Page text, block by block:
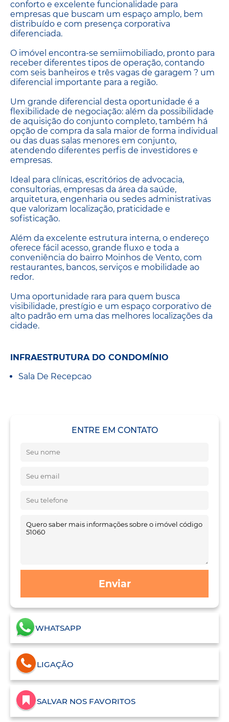
conforto e excelente funcionalidade para
empresas que buscam um espaço amplo, bem
distribuído e com presença corporativa
diferenciada.
O imóvel encontra-se semiimobiliado, pronto para
receber diferentes tipos de operação, contando
com seis banheiros e três vagas de garagem ? um
diferencial importante para a região.
Um grande diferencial desta oportunidade é a
flexibilidade de negociação: além da possibilidade
de aquisição do conjunto completo, também há
opção de compra da sala maior de forma individual
ou das duas salas menores em conjunto,
atendendo diferentes perfis de investidores e
empresas.
Ideal para clínicas, escritórios de advocacia,
consultorias, empresas da área da saúde,
arquitetura, engenharia ou sedes administrativas
que valorizam localização, praticidade e
sofisticação.
Além da excelente estrutura interna, o endereço
oferece fácil acesso, grande fluxo e toda a
conveniência do bairro Moinhos de Vento, com
restaurantes, bancos, serviços e mobilidade ao
redor.
Uma oportunidade rara para quem busca
visibilidade, prestígio e um espaço corporativo de
alto padrão em uma das melhores localizações da
cidade.
INFRAESTRUTURA DO CONDOMÍNIO
Sala De Recepcao
ENTRE EM CONTATO
Enviar
WHATSAPP
LIGAÇÃO
SALVAR NOS FAVORITOS